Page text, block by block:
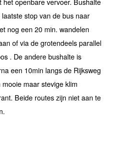
laatste stop van de bus naar
nog een 20 min. wandelen
of via de grotendeels parallel
. De andere bushalte is
een 10min langs de Rijksweg
maar stevige klim
Beide routes zijn niet aan te